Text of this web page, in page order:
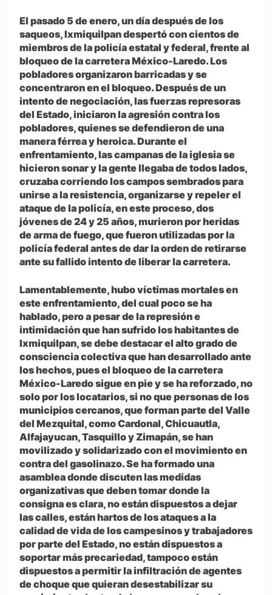
El pasado 5 de enero, un día después de los
saqueos, Ixmiquilpan despertó con cientos de
miembros de la policía estatal y federal, frente al
bloqueo de la carretera México-Laredo. Los
pobladores organizaron barricadas y se
concentraron en el bloqueo. Después de un
intento de negociación, las fuerzas represoras
del Estado, iniciaron la agresión contra los
pobladores, quienes se defendieron de una
manera férrea y heroica. Durante el
enfrentamiento, las campanas de la iglesia se
hicieron sonar y la gente llegaba de todos lados,
cruzaba corriendo los campos sembrados para
unirse a la resistencia, organizarse y repeler el
ataque de la policía, en este proceso, dos
jóvenes de 24 y 25 años, murieron por heridas
de arma de fuego, que fueron utilizadas por la
policía federal antes de dar la orden de retirarse
ante su fallido intento de liberar la carretera.
Lamentablemente, hubo víctimas mortales en
este enfrentamiento, del cual poco se ha
hablado, pero a pesar de la represión e
intimidación que han sufrido los habitantes de
Ixmiquilpan, se debe destacar el alto grado de
consciencia colectiva que han desarrollado ante
los hechos, pues el bloqueo de la carretera
México-Laredo sigue en pie y se ha reforzado, no
solo por los locatarios, si no que personas de los
municipios cercanos, que forman parte del Valle
del Mezquital, como Cardonal, Chicuautla,
Alfajayucan, Tasquillo y Zimapán, se han
movilizado y solidarizado con el movimiento en
contra del gasolinazo. Se ha formado una
asamblea donde discuten las medidas
organizativas que deben tomar donde la
consigna es clara, no están dispuestos a dejar
las calles, están hartos de los ataques a la
calidad de vida de los campesinos y trabajadores
por parte del Estado, no están dispuestos a
soportar más precariedad, tampoco están
dispuestos a permitir la infiltración de agentes
de choque que quieran desestabilizar su